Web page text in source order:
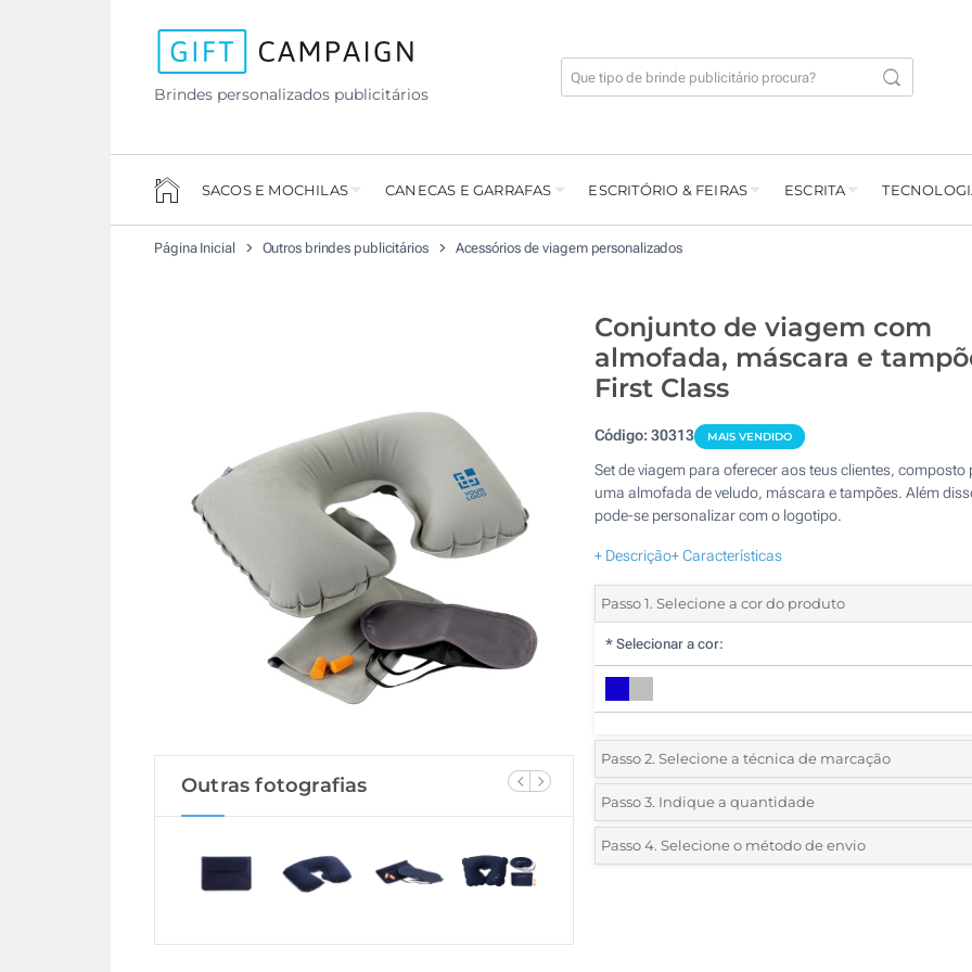
Brindes personalizados publicitários
SACOS E MOCHILAS CANECAS E GARRAFAS ESCRITÓRIO & FEIRAS ESCRITA
Página Inicial Outros brindes publicitários Acessórios de viagem personalizados
Outras fotografias
Conjunto de viagem com
almofada, máscara e
First Class
Código:30313 MAIS VENDIDO
Set de viagem para oferecer aos teus clientes, composto
uma almofada de veludo, máscara e tampões. Além
pode-se personalizar com o logotipo.
+ Descrição+ Características
Passo 1. Selecione a cor do produto
* Selecionar a cor:
Passo 2. Selecione a técnica de marcação
*Selecione o tipo de marcação e as cores do logotipo:
1 Cor (Numa posição)
Passo 3. Indique a quantidade
*Quantidade mínima:25
Passo 4. Selecione o método de envio